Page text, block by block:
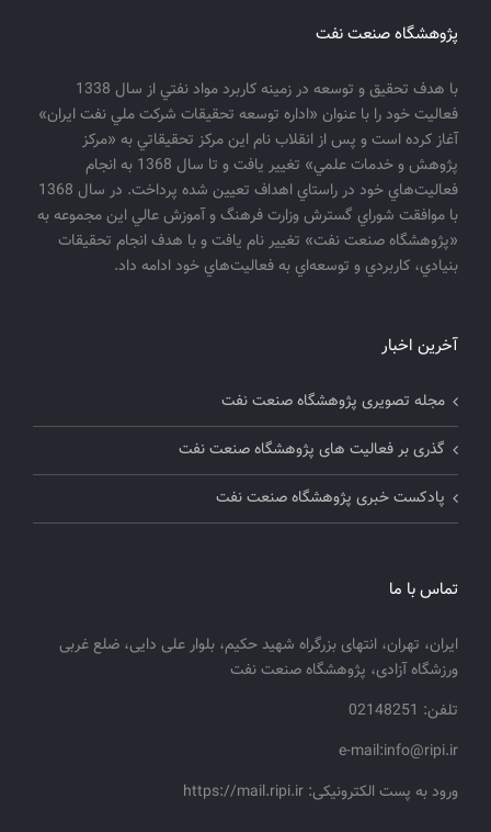
پژوهشگاه صنعت نفت
با هدف تحقيق و توسعه در زمينه كاربرد مواد نفتي از سال 1338
فعاليت خود را با عنوان «اداره توسعه تحقيقات شركت ملي نفت ايران»
آغاز كرده است و پس از انقلاب نام اين مركز تحقيقاتي به «مركز
پژوهش و خدمات علمي» تغيير يافت و تا سال 1368 به انجام
فعاليت‌هاي خود در راستاي اهداف تعيين شده پرداخت. در سال 1368
با موافقت شوراي گسترش وزارت فرهنگ و آموزش عالي اين مجموعه به
«پژوهشگاه صنعت نفت» تغيير نام يافت و با هدف انجام تحقيقات
بنيادي، كاربردي و توسعه‌اي به فعاليت‌هاي خود ادامه داد.
آخرین اخبار
مجله تصویری پژوهشگاه صنعت نفت
گذری بر فعالیت های پژوهشگاه صنعت نفت
پادکست خبری پژوهشگاه صنعت نفت
تماس با ما
ایران، تهران، انتهای بزرگراه شهید حکیم، بلوار علی دایی، ضلع غربی
ورزشگاه آزادی، پژوهشگاه صنعت نفت
تلفن: 02148251
e-mail:info@ripi.ir
ورود به پست الکترونیکی: https://mail.ripi.ir